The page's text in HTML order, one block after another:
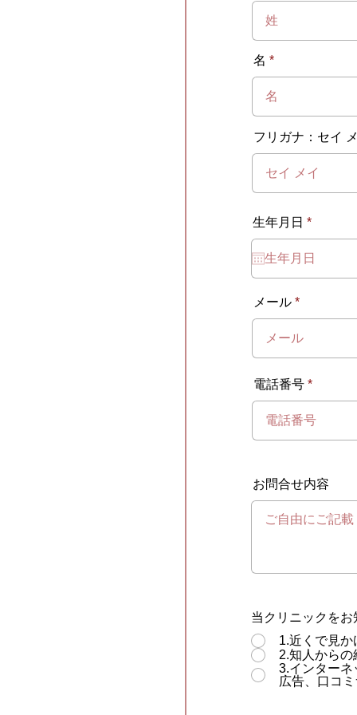
名
フリガナ：セイ
生年月日 *r
u
メール
電話番号
お問合せ内容
当クリニックを
1.近くで見か
2.知人からの
3.インターネ
広告、口コ